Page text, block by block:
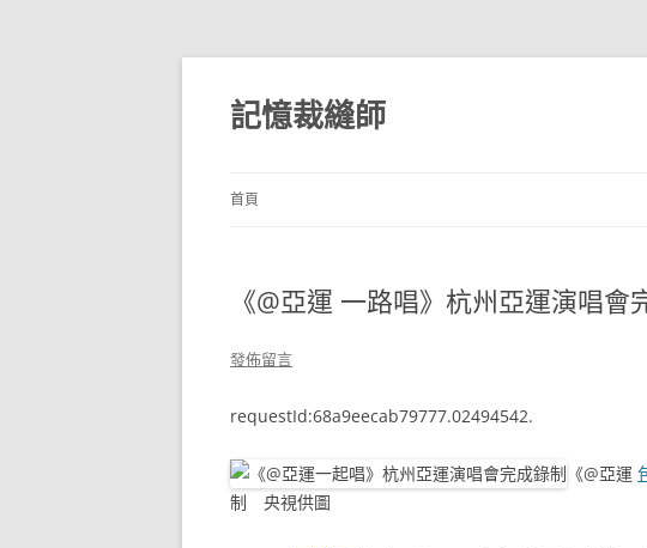
跳
主
要
內
記憶裁縫師
首頁
《@亞運 一路唱》杭州亞運演唱
發佈留言
requestId:68a9eecab79777.02494542.
《@亞運
制 央視供圖